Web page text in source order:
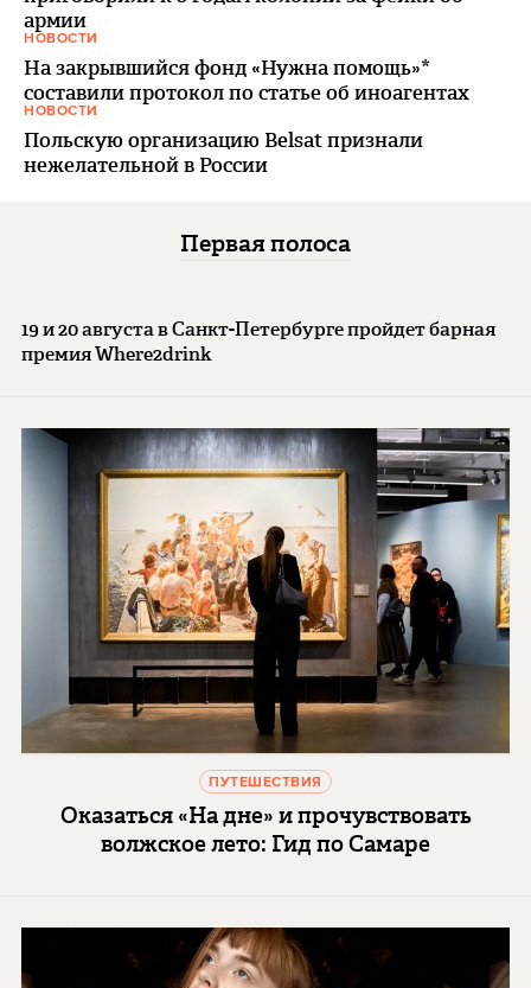
армии
НОВОСТИ
На закрывшийся фонд «Нужна помощь»*
составили протокол по статье об иноагентах
НОВОСТИ
Польскую организацию Belsat признали
нежелательной в России
Первая полоса
19 и 20 августа в Санкт-Петербурге пройдет барная
премия Where2drink
ПУТЕШЕСТВИЯ
Оказаться «На дне» и прочувствовать
волжское лето: Гид по Самаре